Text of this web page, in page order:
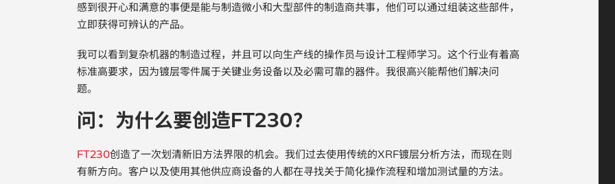
感到很开心和满意的事便是能与制造微小和大型部件的制造商共事，他们可以通过组装这些部件，
立即获得可辨认的产品。
我可以看到复杂机器的制造过程，并且可以向生产线的操作员与设计工程师学习。这个行业有着高
标准高要求，因为镀层零件属于关键业务设备以及必需可靠的器件。我很高兴能帮他们解决问
题。
问：为什么要创造FT230？
FT230创造了一次划清新旧方法界限的机会。我们过去使用传统的XRF镀层分析方法，而现在则
有新方向。客户以及使用其他供应商设备的人都在寻找关于简化操作流程和增加测试量的方法。